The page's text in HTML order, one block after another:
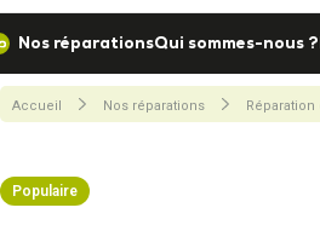
Nos réparationsQui sommes-nous ?
Accueil Nos réparations
Populaire